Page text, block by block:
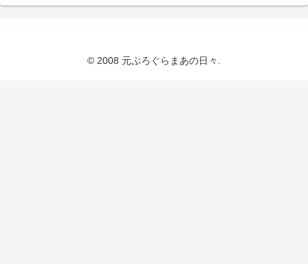
© 2008 元ぷろぐらまあの日々.